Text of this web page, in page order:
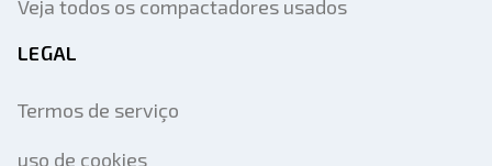
Veja todos os compactadores usados
LEGAL
Termos de serviço
uso de cookies